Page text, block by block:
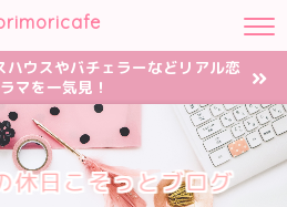
ハウスやバチェラーなどリアル恋
マを一気見！
休日こそっとブログ